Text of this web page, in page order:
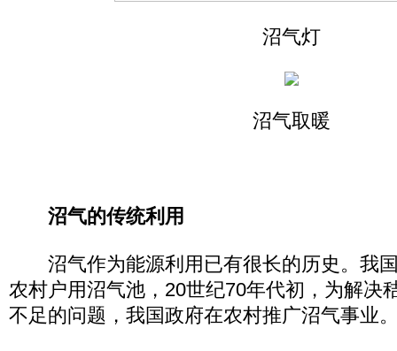
沼气灯
沼气取暖
沼气的传统利用
沼气作为能源利用已有很长的历史。我
农村户用沼气池，20世纪70年代初，为解决
不足的问题，我国政府在农村推广沼气事业